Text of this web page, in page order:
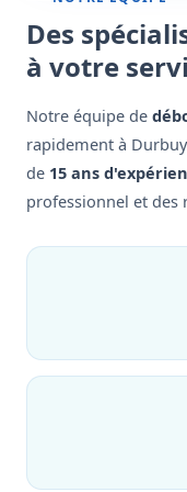
Des
à votre
Notre équipe de
rapidement à
de 15 ans
professionnel et des